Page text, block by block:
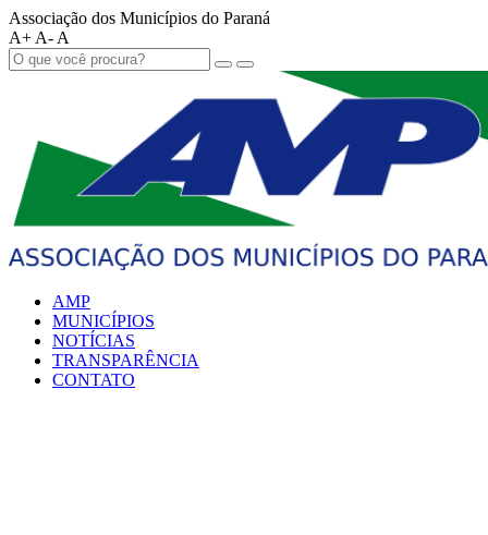
Associação dos Municípios do Paraná
A+ A- A
AMP
MUNICÍPIOS
NOTÍCIAS
TRANSPARÊNCIA
CONTATO